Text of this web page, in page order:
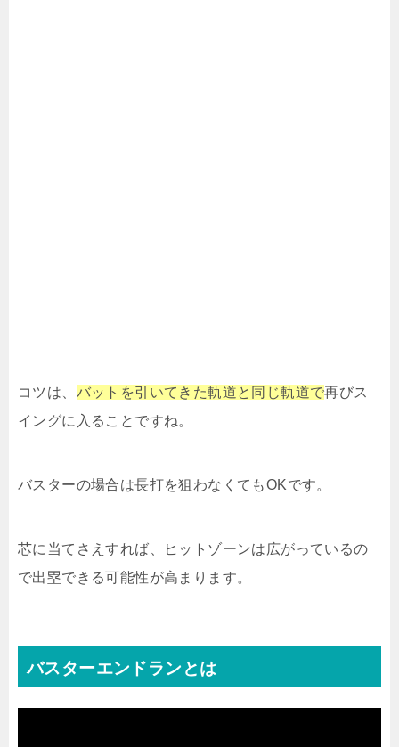
コツは、 バットを引いてきた軌道と同じ軌道で再びス
イングに入ることですね。
バスターの場合は長打を狙わなくてもOKです。
芯に当てさえすれば、ヒットゾーンは広がっているの
で出塁できる可能性が高まります。
バスターエンドランとは